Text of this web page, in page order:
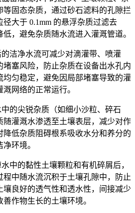
固态杂质，通过砂石滤料的孔隙拦
大于 0.1mm 的悬浮杂质过滤去
，避免杂质随水流进入灌溉管道。
的洁净水流可减少对滴灌带、喷灌
堵塞风险，防止杂质在设备出水孔内
匀稳定，避免因局部堵塞导致的灌
网络的正常运行。
中的尖锐杂质（如细小沙粒、碎石
随灌溉水渗透至土壤表层，减少对作
低杂质阻碍根系吸收水分和养分的
环境。
中的黏性土壤颗粒和有机碎屑后，
程中随水流沉积于土壤孔隙中，防止
壤良好的透气性和透水性，间接减少
作物生长的土壤环境。